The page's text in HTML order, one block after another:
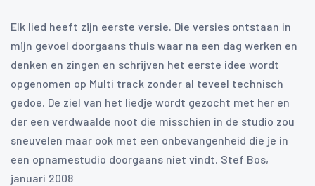
Elk lied heeft zijn eerste versie. Die versies ontstaan in
mijn gevoel doorgaans thuis waar na een dag werken en
denken en zingen en schrijven het eerste idee wordt
opgenomen op Multi track zonder al teveel technisch
gedoe. De ziel van het liedje wordt gezocht met her en
der een verdwaalde noot die misschien in de studio zou
sneuvelen maar ook met een onbevangenheid die je in
een opnamestudio doorgaans niet vindt. Stef Bos,
januari 2008